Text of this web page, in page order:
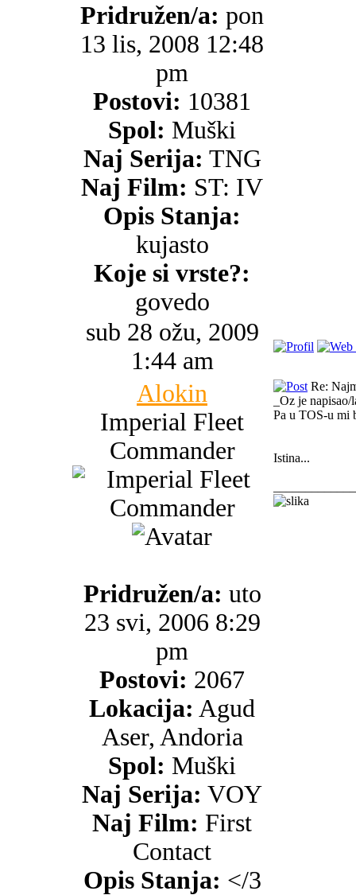
Pridružen/a: pon
13 lis, 2008 12:48
pm
Postovi: 10381
Spol: Muški
Naj Serija: TNG
Naj Film: ST: IV
Opis Stanja:
kujasto
Koje si vrste?:
govedo
sub 28 ožu, 2009
1:44 am
Alokin
Imperial Fleet
Commander
Pridružen/a: uto
23 svi, 2006 8:29
pm
Postovi: 2067
Lokacija: Agud
Aser, Andoria
Spol: Muški
Naj Serija: VOY
Naj Film: First
Contact
Opis Stanja: </3
Re:
_Oz je napisao/
Pa u TOS-u mi
Istina...